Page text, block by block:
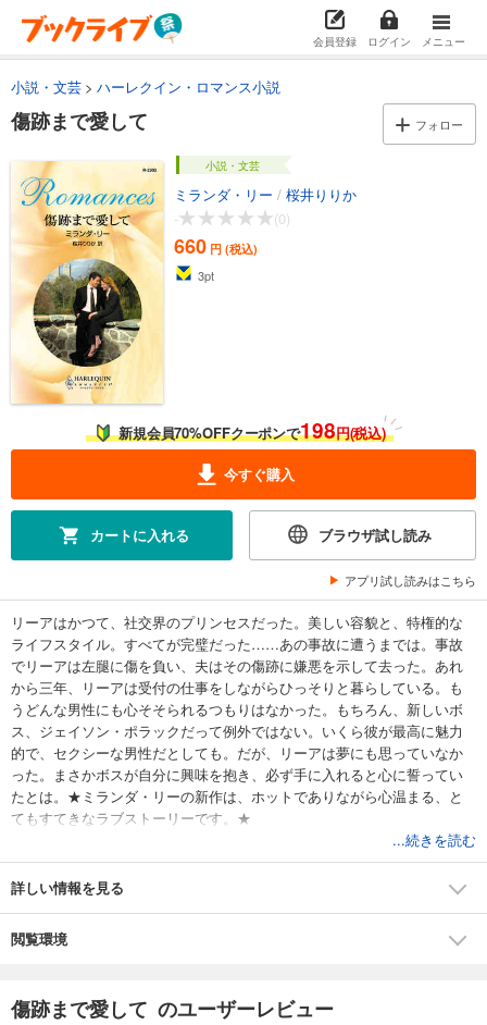
会員登録 ログイン メニュー
小説・文芸 ハーレクイン・ロマンス小説
傷跡まで愛して フォロー
小説・文芸
ミランダ・リー / 桜井りりか
-
(0)
660 円 (税込)
3pt
新規会員70%OFFクーポンで198円(税込)
今すぐ購入
カートに入れる ブラウザ試し読み
アプリ試し読みはこちら
リーアはかつて、社交界のプリンセスだった。美しい容貌と、特権的な
ライフスタイル。すべてが完璧だった……あの事故に遭うまでは。事故
でリーアは左腿に傷を負い、夫はその傷跡に嫌悪を示して去った。あれ
から三年、リーアは受付の仕事をしながらひっそりと暮らしている。も
うどんな男性にも心そそられるつもりはなかった。もちろん、新しいボ
ス、ジェイソン・ポラックだって例外ではない。いくら彼が最高に魅力
的で、セクシーな男性だとしても。だが、リーアは夢にも思っていなか
った。まさかボスが自分に興味を抱き、必ず手に入れると心に誓ってい
たとは。★ミランダ・リーの新作は、ホットでありながら心温まる、と
てもすてきなラブストーリーです。★
...続きを読む
詳しい情報を見る
閲覧環境
傷跡まで愛して のユーザーレビュー